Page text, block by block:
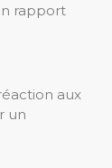
rapport
aux
un